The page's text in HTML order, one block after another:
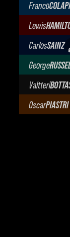
Franco
BWT
Lewis
CarlosSAINZ
George
Valtteri
Cadillac
OscarPIASTRI